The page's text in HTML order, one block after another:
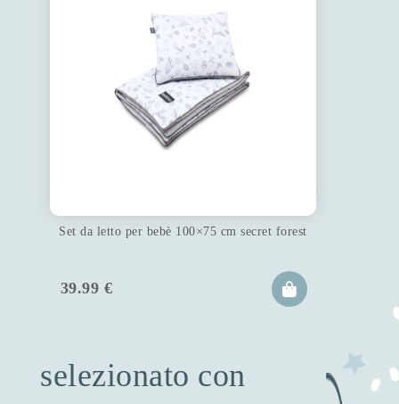
Set da letto per bebè 100×75 cm secret forest
39.99 €
selezionato con